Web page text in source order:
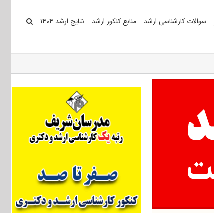
سوالات کارشناسی ارشد منابع کنکور ارشد نتایج ارشد ۱۴۰۴